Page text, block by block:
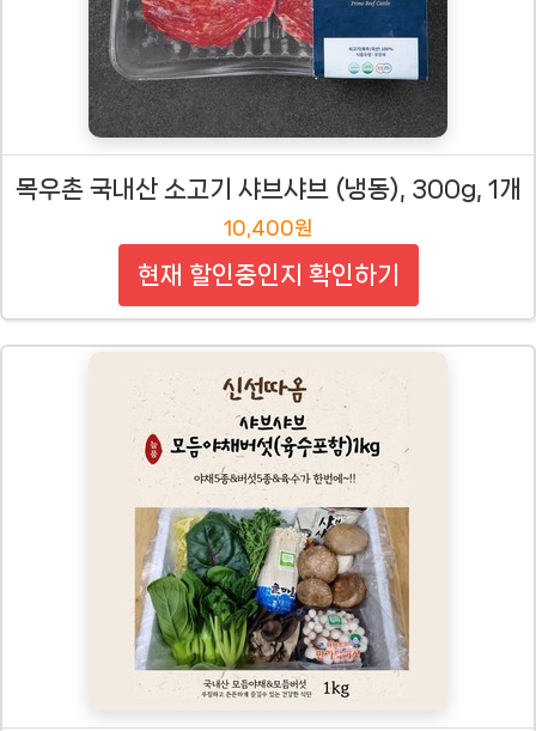
목우촌 국내산 소고기 샤브샤브 (냉동), 300g, 1개
10,400원
현재 할인중인지 확인하기